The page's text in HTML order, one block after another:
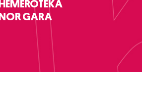
HEMEROTEKA
NOR GARA